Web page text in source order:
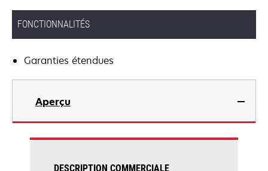
FONCTIONNALITÉS
Garanties étendues
Aperçu
DESCRIPTION COMMERCIALE